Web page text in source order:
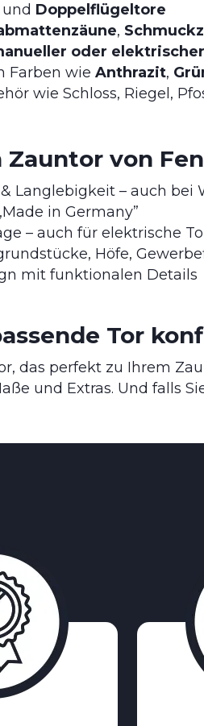
und Doppelflügeltore
,
oder
Farben wie Anthrazit,
wie Schloss, Riegel,
Zauntor von
Langlebigkeit – auch bei
in Germany”
– auch für elektrische
Höfe,
mit funktionalen Details
Tor
das perfekt zu Ihrem
und Extras. Und falls